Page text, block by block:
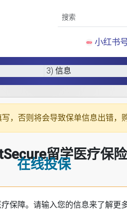
小红书
3) 信息
，否则将会导致保单信息出错，
留学医疗保险 |
在线投保
保障。请输入您的信息来了解更